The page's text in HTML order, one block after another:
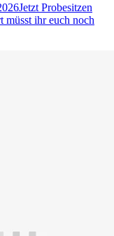
Probesitzen
müsst ihr euch noch